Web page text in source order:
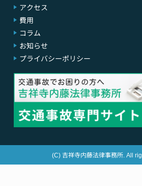
アクセス
費用
コラム
お知らせ
プライバシーポリシー
(C) 吉祥寺内藤法律事務所. All